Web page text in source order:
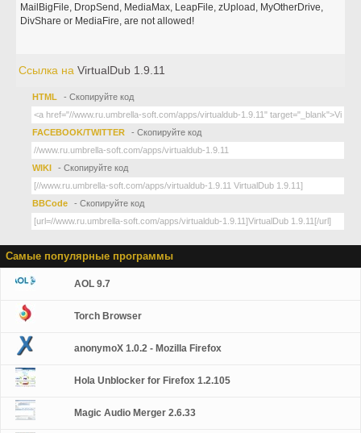
MailBigFile, DropSend, MediaMax, LeapFile, zUpload, MyOtherDrive,
DivShare or MediaFire, are not allowed!
Ссылка наVirtualDub 1.9.11
HTML - Скопируйте код
FACEBOOK/TWITTER - Скопируйте код
WIKI - Скопируйте код
BBCode - Скопируйте код
Самые популярные программы
AOL 9.7
Torch Browser
anonymoX 1.0.2 - Mozilla Firefox
Hola Unblocker for Firefox 1.2.105
Magic Audio Merger 2.6.33